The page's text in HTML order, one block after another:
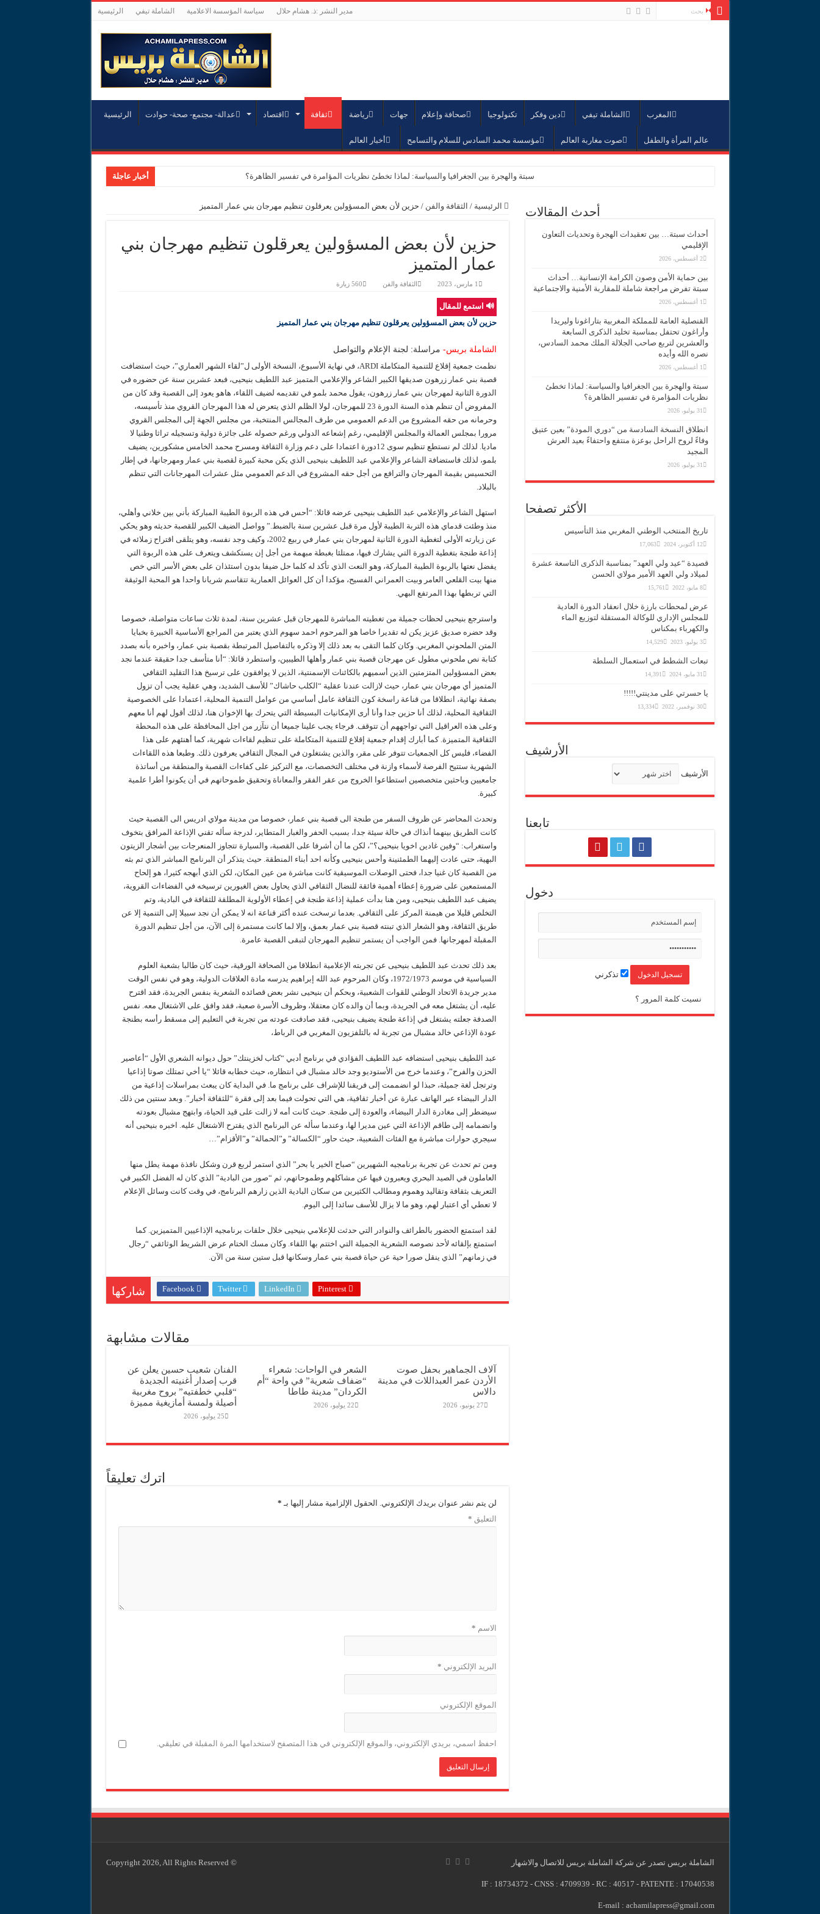
الرئيسية الشاملة تيفي سياسة المؤسسة الاعلامية مدير النشر :ذ. هشام حلال
الرئيسية عدالة- مجتمع- صحة- حوادت اقتصاد ثقافة رياضة جهات صحافة وإعلام تكنولوجيا دين وفكر الشاملة تيفي المغرب
أخبار العالم مؤسسة محمد السادس للسلام والتسامح صوت مغاربة العالم عالم المرأة والطفل
أخبار عاجلة سبتة والهجرة بين الجغرافيا والسياسة: لماذا تخطئ نظريات المؤامرة في تفسير الظاهرة؟
المؤسسة الدبلوماسية تنظم الدورة 156 للملتقى الدبلوماسي بحضور 40 دولة وحزب الاستقلال ضيف الشرف
إحداث لجنة الاستثمار بمؤسسة محمد السادس من أجل السلام والتسامح بجمهورية مالي
المؤسسة الدبلوماسية والمنظمة الدولية للهجرة: المغرب نموذج رائد في مقاربة إنسانية لتدبير الهجرة وحماية الضحايا
زيدو لقدّام: من صرخة الگوم والطابور إلى طموح أسود الأطلس في مواجهة فرنسا
المؤسسة الدبلوماسية تفتح حواراً بين السلك الدبلوماسي وحزب العدالة والتنمية استعداداً لاستحقاقات 2026
تحالف منظمات صحراوية يطلق من جنيف “إعلان طفولة إفريقيا المسروقة” ويدعو لتعزيز حماية الأطفال من التجنيد
سلطات العرائش تطلق حملة إنسانية واسعة للتكفل بالأشخاص بدون مأوى
الرئيسية / الثقافة والفن / حزين لأن بعض المسؤولين يعرقلون تنظيم مهرجان بني عمار المتميز
حزين لأن بعض المسؤولين يعرقلون تنظيم مهرجان بني
عمار المتميز
1 مارس، 2023 الثقافة والفن 560 زيارة
🔊 استمع للمقال
حزين لأن بعض المسؤولين يعرقلون تنظيم مهرجان بني عمار المتميز
الشاملة بريس- مراسلة: لجنة الإعلام والتواصل
نظمت جمعية إقلاع للتنمية المتكاملة ARDI، في نهاية الأسبوع، النسخة الأولى ل”لقاء الشهر العماري”، حيث استضافت
قصبة بني عمار زرهون صديقها الكبير الشاعر والإعلامي المتميز عبد اللطيف بنيحيى، فبعد عشرين سنة عن حضوره في
الدورة الثانية لمهرجان بني عمار زرهون، يقول محمد بلمو في تقديمه لضيف اللقاء، هاهو يعود إلى القصبة وقد كان من
المفروض أن تنظم هذه السنة الدورة 23 للمهرجان، لولا الظلم الذي يتعرض له هذا المهرجان القروي منذ تأسيسه،
وحرمانه من حقه المشروع من الدعم العمومي من طرف المجالس المنتخبة، من مجلس الجهة إلى المجلس القروي
مرورا بمجلس العمالة والمجلس الإقليمي، رغم إشعاعه الدولي ورغم حصوله على جائزة دولية وتسجيله تراثا وطنيا لا
ماديا. لذلك لم نستطع تنظيم سوى 12دورة اعتمادا على دعم وزارة الثقافة ومسرح محمد الخامس مشكورين، يضيف
بلمو، لذلك فاستضافة الشاعر والإعلامي عبد اللطيف بنيحيى الذي يكن محبة كبيرة لقصبة بني عمار ومهرجانها، في إطار
التحسيس بقيمة المهرجان والترافع من أجل حقه المشروع في الدعم العمومي مثل عشرات المهرجانات التي تنظم
بالبلاد.
استهل الشاعر والإعلامي عبد اللطيف بنيحيى عرضه قائلا: “أحس في هذه الربوة الطيبة المباركة بأني بين خلاني وأهلي،
منذ وطئت قدماي هذه التربة الطيبة لأول مرة قبل عشرين سنة بالضبط.” وواصل الضيف الكبير للقصبة حديثه وهو يحكي
عن زيارته الأولى لتغطية الدورة الثانية لمهرجان بني عمار في ربيع 2002، وكيف وجد نفسه، وهو يتلقى اقتراح زملائه في
إذاعة طنجة بتغطية الدورة التي يشارك فيها، ممتلئا بغبطة مبهمة من أجل إن يستكشف ويتعرف على هذه الربوة التي
يفضل نعتها بالربوة الطيبة المباركة، وهو النعت الذي تأكد له كلما حل ضيفا بدون استئذان على بعض الأسر التي خص
منها بيت القلعي العامر وبيت العمراني الفسيح، مؤكدا أن كل العوائل العمارية تتقاسم شريانا واحدا هو المحبة الوثيقة
التي تربطها بهذا المرتفع البهي.
واسترجع بنيحيى لحظات جميلة من تغطيته المباشرة للمهرجان قبل عشرين سنة، لمدة ثلاث ساعات متواصلة، خصوصا
وقد حضره صديق عزيز يكن له تقديرا خاصا هو المرحوم احمد سهوم الذي يعتبر من المراجع الأساسية الخبيرة بخبايا
المتن الملحوني المغربي. وكان كلما التقى به بعد ذلك إلا وذكره بالتفاصيل المرتبطة بقصبة بني عمار، واخبره بأنه بصدد
كتابة نص ملحوني مطول عن مهرجان قصبة بني عمار وأهلها الطيبين، واستطرد قائلا: “أنا متأسف جدا حقيقة عندما نجد
بعض المسؤولين المتزمتين الذين أسميهم بالكائنات الإسمنتية، الذين لا يوافقون على ترسيخ هذا التقليد الثقافي
المتميز أي مهرجان بني عمار، حيث لازالت عندنا عقلية “الكلب حاشاك” للأسف الشديد، وهي عقلية يجب أن تزول
بصفة نهائية، انطلاقا من قناعة راسخة كون الثقافة عامل أساسي من عوامل التنمية المحلية، اعتمادا على الخصوصية
الثقافية المحلية، لذلك أنا حزين جدا وأنا أرى الإمكانيات البسيطة التي يتحرك بها الإخوان هنا، لذلك أقول لهم أنا معهم
وعلى هذه العراقيل التي تواجههم أن تتوقف. فرجاء يجب علينا جميعا أن نتآزر من اجل المحافظة على هذه المحطة
الثقافية المتميزة. كما أبارك إقدام جمعية إقلاع للتنمية المتكاملة على تنظيم لقاءات شهرية، كما أهنئهم على هذا
الفضاء، فليس كل الجمعيات تتوفر على مقر، والذين يشتغلون في المجال الثقافي يعرفون ذلك. وطبعا هذه اللقاءات
الشهرية ستتيح الفرصة لأسماء وازنة في مختلف التخصصات، مع التركيز على كفاءات القصبة والمنطقة من أساتذة
جامعيين وباحثين متخصصين استطاعوا الخروج من عقر الفقر والمعاناة وتحقيق طموحاتهم في أن يكونوا أطرا علمية
كبيرة.
وتحدث المحاضر عن ظروف السفر من طنجة الى قصبة بني عمار، خصوصا من مدينة مولاي ادريس الى القصبة حيث
كانت الطريق بينهما أنذاك في حالة سيئة جدا، بسبب الحفر والغبار المتطاير، لدرجة سأله تقني الإذاعة المرافق بتخوف
واستغراب: “وفين غادين اخويا بنيحيى؟”، لكن ما أن أشرفا على القصبة، والسيارة تتجاوز المنعرجات بين أشجار الزيتون
البهية، حتى عادت إليهما الطمئنينة وأحس بنيحيى وكأنه احد أبناء المنطقة. حيث يتذكر أن البرنامج المباشر الذي تم بثه
من القصبة كان غنيا جدا، فحتى الوصلات الموسيقية كانت مباشرة من عين المكان، لكن الذي أبهجه كثيرا، هو إلحاح
المستمعين على ضرورة إعطاء أهمية فائقة للنضال الثقافي الذي يحاول بعض الغيورين ترسيخه في الفضاءات القروية،
يضيف عبد اللطيف بنيحيى، ومن هنا بدأت عملية إذاعة طنجة في إعطاء الأولوية المطلقة للثقافة في البادية، وتم
التخلص قليلا من هيمنة المركز على الثقافي. بعدما ترسخت عنده أكثر قناعة انه لا يمكن أن نجد سبيلا إلى التنمية إلا عن
طريق الثقافة، وهو الشعار الذي تبنته قصبة بني عمار بعمق، وإلا لما كانت مستمرة إلى الآن، من أجل تنظيم الدورة
المقبلة لمهرجانها. فمن الواجب أن يستمر تنظيم المهرجان لتبقى القصبة عامرة.
بعد ذلك تحدث عبد اللطيف بنيحيى عن تجربته الإعلامية انطلاقا من الصحافة الورقية، حيث كان طالبا بشعبة العلوم
السياسية في موسم 1972/1973، وكان المرحوم عبد الله إبراهيم يدرسه مادة العلاقات الدولية، وهو في نفس الوقت
مدير جريدة الاتحاد الوطني للقوات الشعبية، وبحكم أن بنيحيى نشر بعض قصائده الشعرية بنفس الجريدة، فقد اقترح
عليه، أن يشتغل معه في الجريدة، وبما أن والده كان معتقلا، وظروف الأسرة صعبة، فقد وافق على الاشتغال معه. نفس
الصدفة جعلته يشتغل في إذاعة طنجة يضيف بنيحيى، فقد صادفت عودته من تجربة في التعليم إلى مسقط رأسه بطنجة
عودة الإذاعي خالد مشبال من تجربة له بالتلفزيون المغربي في الرباط،
عبد اللطيف بنيحيى استضافه عبد اللطيف الفؤادي في برنامج أدبي “كتاب لخزينتك” حول ديوانه الشعري الأول “أعاصير
الحزن والفرح”، وعندما خرج من الأستوديو وجد خالد مشبال في انتظاره، حيث خطابه قائلا “يا أخي تمتلك صوتا إذاعيا
وترتجل لغة جميلة، حبذا لو انضممت إلى فريقنا للإشراف على برنامج ما. في البداية كان يبعث بمراسلات إذاعية من
الدار البيضاء عبر الهاتف عبارة عن أخبار ثقافية، هي التي تحولت فيما بعد إلى فقرة “للثقافة أخبار”. وبعد سنتين من ذلك
سيضطر إلى مغادرة الدار البيضاء، والعودة إلى طنجة. حيث كانت أمه لا زالت على قيد الحياة، وابتهج مشبال بعودته
وانضمامه إلى طاقم الإذاعة التي عين مديرا لها، وعندما سأله عن البرنامح الذي يقترح الاشتغال عليه. اخبره بنيحيى أنه
سيجري حوارات مباشرة مع الفئات الشعبية، حيث حاور “الكسالة” و”الحمالة” و”الأقزام”…
ومن تم تحدث عن تجربة برنامجيه الشهيرين “صباح الخير يا بحر” الذي استمر لربع قرن وشكل نافذة مهمة يطل منها
العاملون في الصيد البحري ويعبرون فيها عن مشاكلهم وطموحاتهم، ثم “صور من البادية” الذي كان له الفضل الكبير في
التعريف بثقافة وتقاليد وهموم ومطالب الكثيرين من سكان البادية الذين زارهم البرنامج، في وقت كانت وسائل الإعلام
لا تعطي أي اعتبار لهم، وهو ما لا يزال للأسف سائدا إلى اليوم.
لقد استمتع الحضور بالطرائف والنوادر التي حدثت للإعلامي بنيحيى خلال حلقات برنامجيه الإذاعيين المتميزين. كما
استمتع بإلقائه لأحد نصوصه الشعرية الجميلة التي اختتم بها اللقاء. وكان مسك الختام عرض الشريط الوثائقي “رجال
في زمانهم” الذي ينقل صورا حية عن حياة قصبة بني عمار وسكانها قبل ستين سنة من الآن.
شاركها Facebook Twitter LinkedIn Pinterest
مقالات مشابهة
الفنان شعيب حسين يعلن عن
قرب إصدار أغنيته الجديدة
“قلبي خطفتيه” بروح مغربية
أصيلة ولمسة أمازيغية مميزة
25 يوليو، 2026
الشعر في الواحات: شعراء
“ضفاف شعرية” في واحة “أم
الكردان” مدينة طاطا
22 يوليو، 2026
آلاف الجماهير بحفل صوت
الأردن عمر العبداللات في مدينة
دالاس
27 يونيو، 2026
اترك تعليقاً
لن يتم نشر عنوان بريدك الإلكتروني. الحقول الإلزامية مشار إليها بـ *
التعليق *
الاسم *
البريد الإلكتروني *
الموقع الإلكتروني
احفظ اسمي، بريدي الإلكتروني، والموقع الإلكتروني في هذا المتصفح لاستخدامها المرة المقبلة في تعليقي.
أحدث المقالات
أحداث سبتة… بين تعقيدات الهجرة وتحديات التعاون
الإقليمي
2 أغسطس، 2026
بين حماية الأمن وصون الكرامة الإنسانية… أحداث
سبتة تفرض مراجعة شاملة للمقاربة الأمنية والاجتماعية
1 أغسطس، 2026
القنصلية العامة للمملكة المغربية بتاراغونا وليريدا
وأراغون تحتفل بمناسبة تخليد الذكرى السابعة
والعشرين لتربع صاحب الجلالة الملك محمد السادس،
نصره الله وأيده
1 أغسطس، 2026
سبتة والهجرة بين الجغرافيا والسياسة: لماذا تخطئ
نظريات المؤامرة في تفسير الظاهرة؟
31 يوليو، 2026
انطلاق النسخة السادسة من “دوري المودة” بعين عتيق
وفاءً لروح الراحل بوعزة منتفع واحتفاءً بعيد العرش
المجيد
31 يوليو، 2026
الأكثر تصفحا
تاريخ المنتخب الوطني المغربي منذ التأسيس
12 أكتوبر، 2024 17,063
قصيدة “عيد ولي العهد” بمناسبة الذكرى التاسعة عشرة
لميلاد ولي العهد الأمير مولاي الحسن
8 مايو، 2022 15,761
عرض لمحطات بارزة خلال انعقاد الدورة العادية
للمجلس الإداري للوكالة المستقلة لتوزيع الماء
والكهرباء بمكناس
3 يوليو، 2023 14,529
تبعات الشطط في استعمال السلطة
31 مايو، 2024 14,391
يا حسرتي على مدينتي!!!!!
30 نوفمبر، 2022 13,334
الأرشيف
الأرشيف
تابعنا
دخول
تذكرني
نسيت كلمة المرور ؟
الشاملة بريس تصدر عن شركة الشاملة بريس للاتصال والاشهار
IF : 18734372 - CNSS : 4709939 - RC : 40517 - PATENTE : 17040538
E-mail : achamilapress@gmail.com
© Copyright 2026, All Rights Reserved